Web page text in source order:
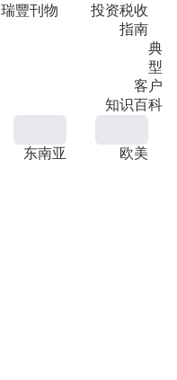
瑞豐刊物
投资税收
指南
典
型
客户
知识百科
东南亚 欧美